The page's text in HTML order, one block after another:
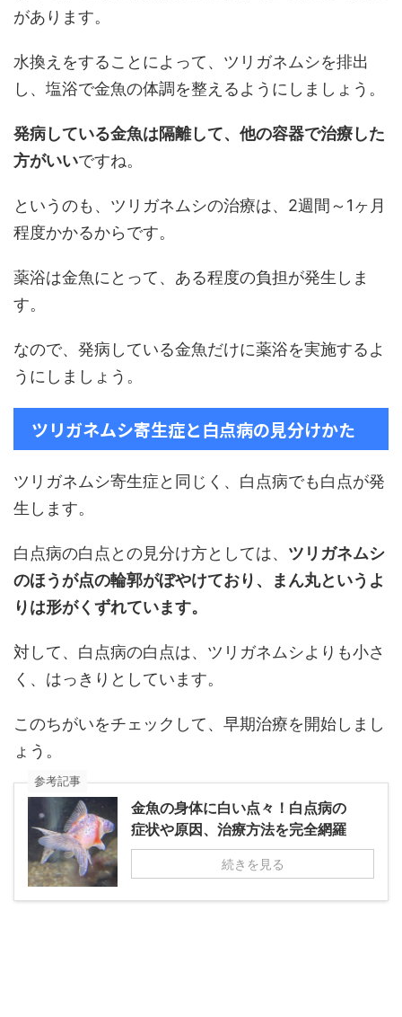
があります。
水換えをすることによって、ツリガネムシを排出
し、塩浴で金魚の体調を整えるようにしましょう。
発病している金魚は隔離して、他の容器で治療した
方がいいですね。
というのも、ツリガネムシの治療は、2週間～1ヶ月
程度かかるからです。
薬浴は金魚にとって、ある程度の負担が発生しま
す。
なので、発病している金魚だけに薬浴を実施するよ
うにしましょう。
ツリガネムシ寄生症と白点病の見分けかた
ツリガネムシ寄生症と同じく、白点病でも白点が発
生します。
白点病の白点との見分け方としては、 ツリガネムシ
のほうが点の輪郭がぼやけており、まん丸というよ
りは形がくずれています。
対して、白点病の白点は、ツリガネムシよりも小さ
く、はっきりとしています。
このちがいをチェックして、早期治療を開始しまし
ょう。
参考記事
金魚の身体に白い点々！白点病の
症状や原因、治療方法を完全網羅
続きを見る